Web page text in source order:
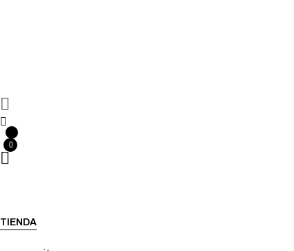
0
TIENDA